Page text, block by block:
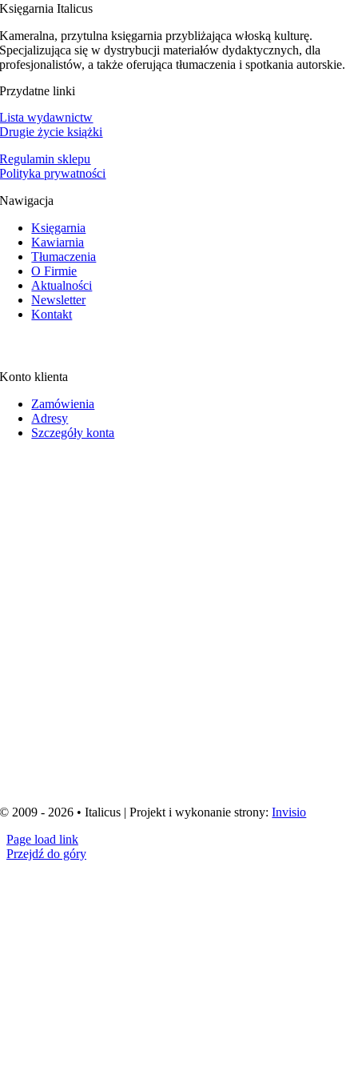
Księgarnia Italicus
Kameralna, przytulna księgarnia przybliżająca włoską kulturę.
Specjalizująca się w dystrybucji materiałów dydaktycznych, dla
profesjonalistów, a także oferująca tłumaczenia i spotkania autorskie.
Przydatne linki
Lista wydawnictw
Drugie życie książki
Regulamin sklepu
Polityka prywatności
Nawigacja
Księgarnia
Kawiarnia
Tłumaczenia
O Firmie
Aktualności
Newsletter
Kontakt
Konto klienta
Zamówienia
Adresy
Szczegóły konta
© 2009 - 2026 • Italicus | Projekt i wykonanie strony:Invisio
Page load link
Przejdź do góry